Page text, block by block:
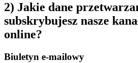
2) Jakie dane
subskrybujesz nasze
online?
Biuletyn e-mailowy